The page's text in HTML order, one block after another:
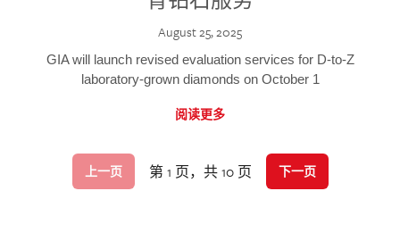
August 25, 2025
GIA will launch revised evaluation services for D-to-Z
laboratory-grown diamonds on October 1
阅读更多
上一页 第 1 页，共 10 页 下一页